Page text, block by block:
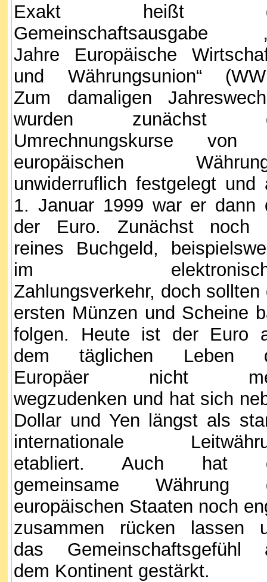
Exakt heißt
Gemeinschaftsausgabe
Jahre Europäische
und Währungsunion“
Zum damaligen
wurden zunächst
Umrechnungskurse von
europäischen
unwiderruflich festgelegt und
1. Januar 1999 war er dann
der Euro. Zunächst noch
reines Buchgeld,
im
Zahlungsverkehr, doch sollten
ersten Münzen und Scheine
folgen. Heute ist der Euro
dem täglichen Leben
Europäer nicht
wegzudenken und hat sich
Dollar und Yen längst als
internationale
etabliert. Auch hat
gemeinsame Währung
europäischen Staaten noch
zusammen rücken lassen
das Gemeinschaftsgefühl
dem Kontinent gestärkt.